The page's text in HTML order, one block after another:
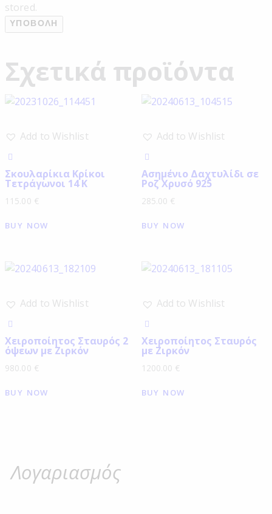
stored.
Σχετικά προϊόντα
Add to Wishlist
Σκουλαρίκια Κρίκοι
Τετράγωνοι 14 Κ
115.00 €
BUY NOW
Add to Wishlist
Ασημένιο Δαχτυλίδι σε
Ροζ Χρυσό 925
285.00 €
BUY NOW
Add to Wishlist
Χειροποίητος Σταυρός 2
όψεων με Ζιρκόν
980.00 €
BUY NOW
Add to Wishlist
Χειροποίητος Σταυρός
με Ζιρκόν
1200.00 €
BUY NOW
Λογαριασμός